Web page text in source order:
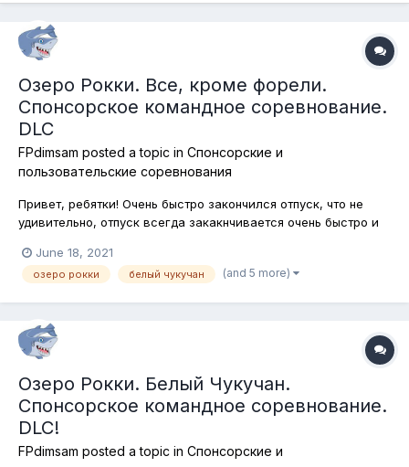
Озеро Рокки. Все, кроме форели.
Спонсорское командное соревнование.
DLC
FPdimsam posted a topic in Спонсорские и
пользовательские соревнования
Привет, ребятки! Очень быстро закончился отпуск, что не
удивительно, отпуск всегда закакнчивается очень быстро и
развлечениям в самом лучшем рыболовном симуляторе
Fishing Planet! Сегодня мы отправляемся в штат Колорадо, на
June 18, 2021
озеро рокки белый чукучан (and 5 more)
Озеро Рокки. Белый Чукучан.
Спонсорское командное соревнование.
DLC!
FPdimsam posted a topic in Спонсорские и